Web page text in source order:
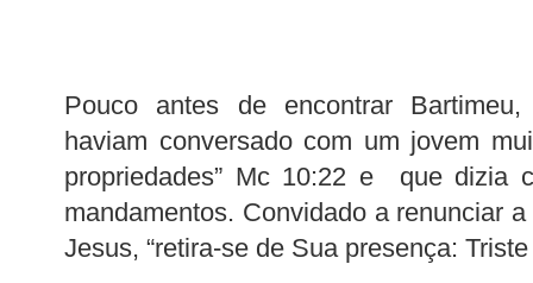
Pouco antes de encontrar
haviam conversado com um jovem
propriedades” Mc 10:22 e que dizia
mandamentos. Convidado a renunciar
Jesus, “retira-se de Sua presença: